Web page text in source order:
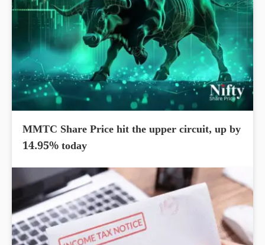
MMTC Share Price hit the upper circuit, up by
14.95% today